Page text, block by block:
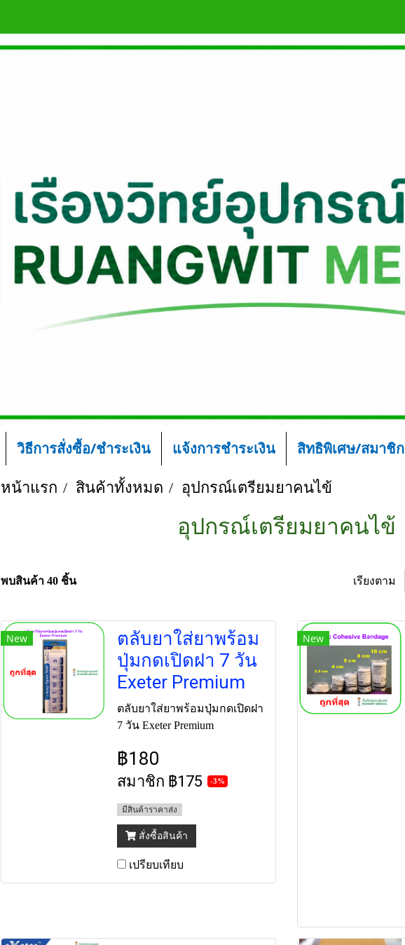
วิธีการสั่งซื้อ/ชำระเงิน แจ้งการชำระเงิน สิทธิพิเศษ/สมาชิก
หน้าแรก สินค้าทั้งหมด อุปกรณ์เตรียมยาคนไข้
อุปกรณ์เตรียมยาคนไข้
พบสินค้า 40 ชิ้น เรียงตาม
New
ตลับยาใส่ยาพร้อม
ปุ่มกดเปิดฝา 7 วัน
Exeter Premium
ตลับยาใส่ยาพร้อมปุ่มกดเปิดฝา
7 วัน Exeter Premium
฿180
สมาชิก ฿175 -3%
มีสินค้าราคาส่ง
สั่งซื้อสินค้า
เปรียบเทียบ
New